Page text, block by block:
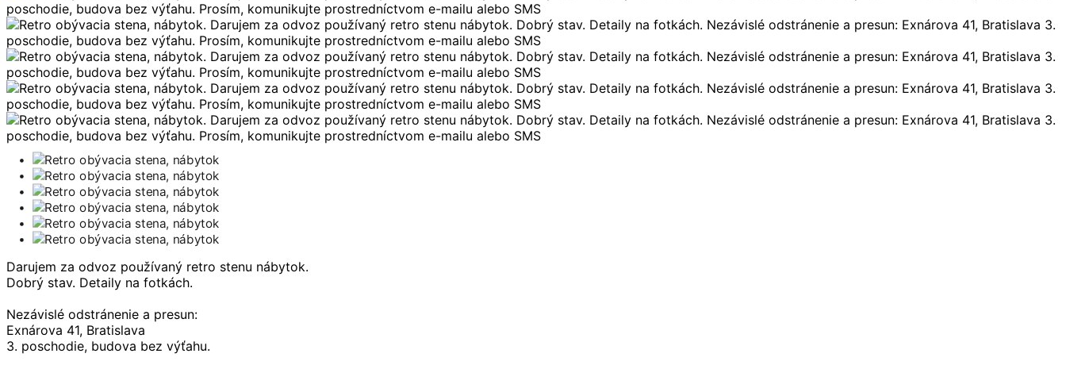
Darujem za odvoz používaný retro stenu nábytok.
Dobrý stav. Detaily na fotkách.
Nezávislé odstránenie a presun:
Exnárova 41, Bratislava
3. poschodie, budova bez výťahu.